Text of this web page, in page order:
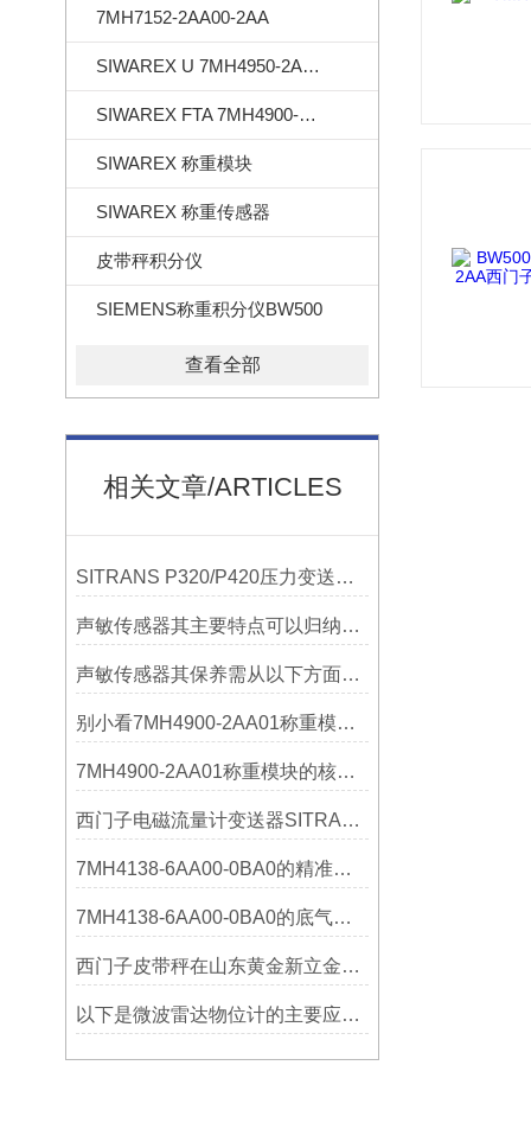
7MH7152-2AA00-2AA
SIWAREX U 7MH4950-2AA01
SIWAREX FTA 7MH4900-2AA01
SIWAREX 称重模块
SIWAREX 称重传感器
皮带秤积分仪
SIEMENS称重积分仪BW500
查看全部
相关文章/ARTICLES
SITRANS P320/P420压力变送器概述
声敏传感器其主要特点可以归纳为以下几个核心维度
声敏传感器其保养需从以下方面入手
别小看7MH4900-2AA01称重模块！这些你日常接触的领域，早已离不开它
7MH4900-2AA01称重模块的核心亮点，藏着让效率翻倍的“关键密码”
西门子电磁流量计变送器SITRANS FMT020的功能
7MH4138-6AA00-0BA0的精准从何而来？关键组成部分，藏着答案！
7MH4138-6AA00-0BA0的底气：这些核心功能，让精准称重不再是难题
西门子皮带秤在山东黄金新立金矿的成功应用
以下是微波雷达物位计的主要应用领域及具体场景分析